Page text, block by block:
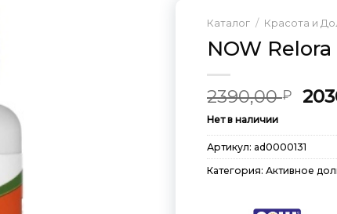
Каталог / Красота и
NOW
2390,00₽
Нет в наличии
Артикул: ad0000131
Категория: Активное